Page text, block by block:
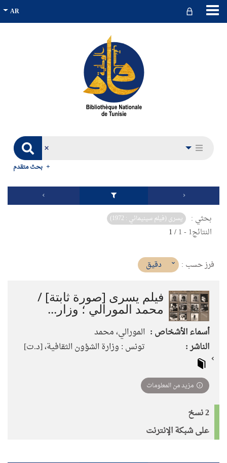
بحث متقدم
بحثي : يسرى (فيلم سينيمائي : 1972)
النتائج1
-
1
/ 1
فرز حسب : (imediat
تأثير)
دقيق
فيلم يسرى [صورة ثابتة] /
محمد المورالي ؛ وزار...
أسماء الأشخاص : المورالي، محمد
الناشر :
تونس : وزارة الشؤون الثقافية، [د.ت]
مزيد من المعلومات
2 نسخ
على شبكة الإنترنت